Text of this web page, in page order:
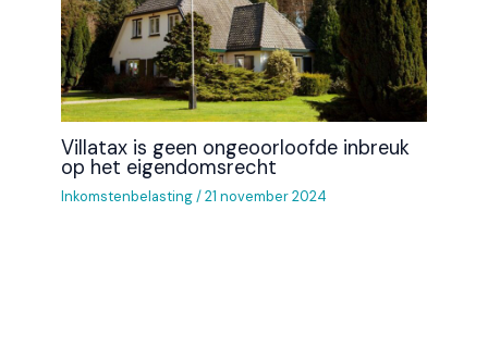
Villatax is geen ongeoorloofde inbreuk
op het eigendomsrecht
Inkomstenbelasting/21 november 2024